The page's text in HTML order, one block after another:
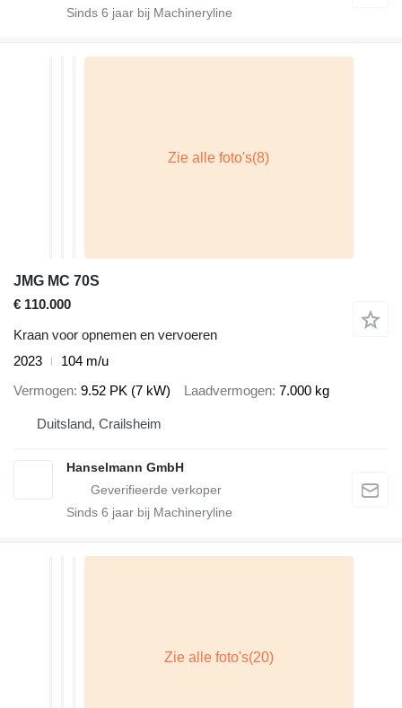
Sinds 6 jaar bij Machineryline
JMG MC 70S
€ 110.000
Kraan voor opnemen en vervoeren
2023
104 m/u
Vermogen 9.52 PK (7 kW) Laadvermogen 7.000 kg
Duitsland, Crailsheim
Hanselmann GmbH
Sinds 6 jaar bij Machineryline